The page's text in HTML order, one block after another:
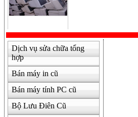
Dịch vụ sửa chữa tổng
hợp
Bán máy in cũ
Bán máy tính PC cũ
Bộ Lưu Điên Cũ